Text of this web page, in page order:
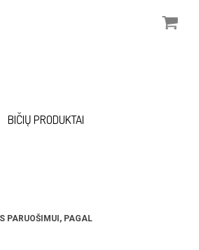
BIČIŲ PRODUKTAI
PARUOŠIMUI, PAGAL